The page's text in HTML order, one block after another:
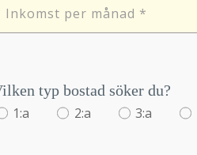
typ bostad söker du?
1:a
2:a 3:a